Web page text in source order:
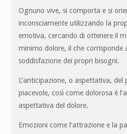
Ognuno vive, si comporta e si
inconsciamente utilizzando la
emotiva, cercando di ottenere il
minimo dolore, il che corrisponde
soddisfazione dei propri bisogni.
L’anticipazione, o aspettativa, del
piacevole, così come dolorosa è
aspettativa del dolore.
Emozioni come l’attrazione e la